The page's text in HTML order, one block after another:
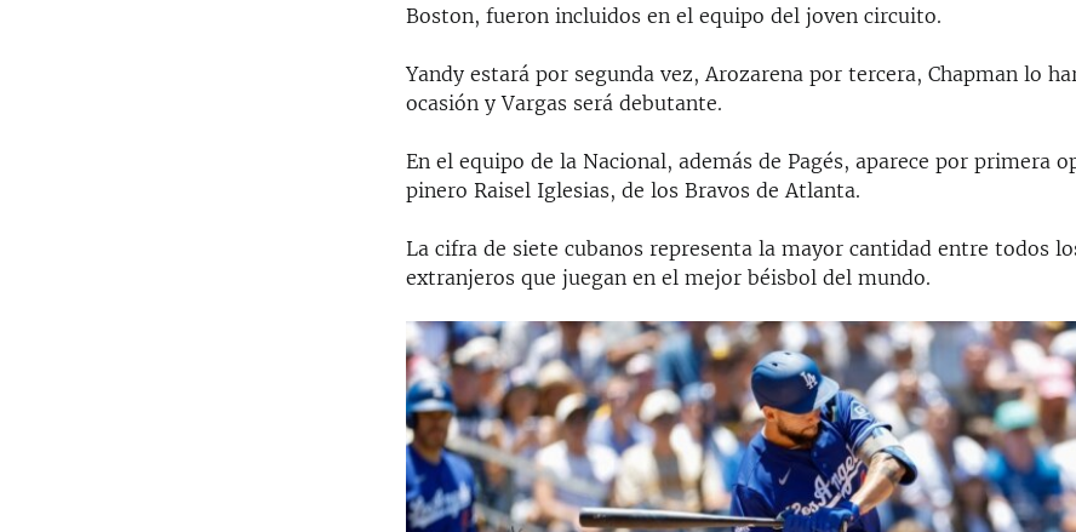
Boston, fueron incluidos en el equipo del joven circuito.
Yandy estará por segunda vez, Arozarena por tercera, Chapman lo
ocasión y Vargas será debutante.
En el equipo de la Nacional, además de Pagés, aparece por primera
pinero Raisel Iglesias, de los Bravos de Atlanta.
La cifra de siete cubanos representa la mayor cantidad entre todos
extranjeros que juegan en el mejor béisbol del mundo.